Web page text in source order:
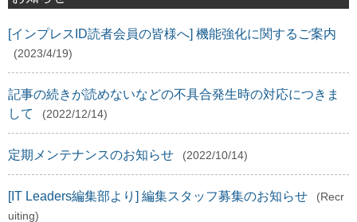
[インプレスID読者会員の皆様へ] 機能強化に関するご案内
(2023/4/19)
記事の続きが読めないなどの不具合発生時の対応につきま
して
(2022/12/14)
定期メンテナンスのお知らせ (2022/10/14)
[IT Leaders編集部より] 編集スタッフ募集のお知らせ
(Recr
uiting)